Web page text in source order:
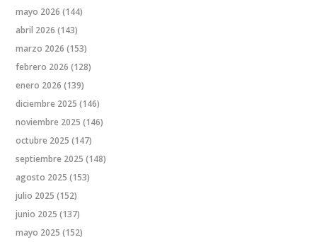
mayo 2026 (144)
abril 2026 (143)
marzo 2026 (153)
febrero 2026 (128)
enero 2026 (139)
diciembre 2025 (146)
noviembre 2025 (146)
octubre 2025 (147)
septiembre 2025 (148)
agosto 2025 (153)
julio 2025 (152)
junio 2025 (137)
mayo 2025 (152)